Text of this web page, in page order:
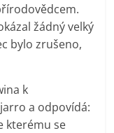
žádný velký
bylo zrušeno,
k
a odpovídá:
kterému se